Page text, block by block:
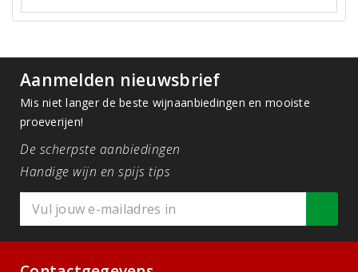
Aanmelden nieuwsbrief
Mis niet langer de beste wijnaanbiedingen en mooiste
proeverijen!
De scherpste aanbiedingen
Handige wijn en spijs tips